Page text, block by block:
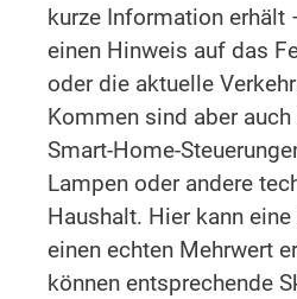
kurze Information erhält
einen Hinweis auf das
oder die aktuelle
Kommen sind aber
Smart-Home-
Lampen oder andere
Haushalt. Hier kann
einen echten Mehrwert
können entsprechende